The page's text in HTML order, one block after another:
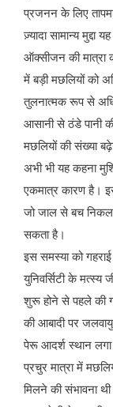
प्रजनन के लिए
ज़्यादा सामान्य मुद्दा
ऑक्सीजन की मात्रा
में बड़ी मछलियों को
तुलनात्मक रूप से
आसानी से ठंडे पानी
मछलियों की संख्या
अभी भी यह कहना
एकमात्र कारण है।
जो जाल से बच निकलने
सकता है।
इस समस्या को
युनिवर्सिटी के मत्स्य
शुरू होने से पहले की
की आबादी पर
पेरू आदर्श स्थान
प्रचुर मात्रा में
मिलने की संभावना